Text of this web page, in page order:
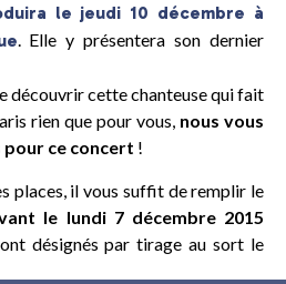
le jeudi 10 décembre à
. Elle y présentera son dernier
découvrir cette chanteuse qui fait
rien que pour vous, nous vous
ce concert !
places, il vous suffit de remplir le
le lundi 7 décembre 2015
désignés par tirage au sort le